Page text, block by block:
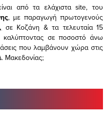
από τα ελάχισταsite, του
, με παραγωγή πρωτογενούς
σε Κοζάνη & τα τελευταία 15
καλύπτοντας σε ποσοστό άνω
που λαμβάνουν χώρα στις
Μακεδονίας;